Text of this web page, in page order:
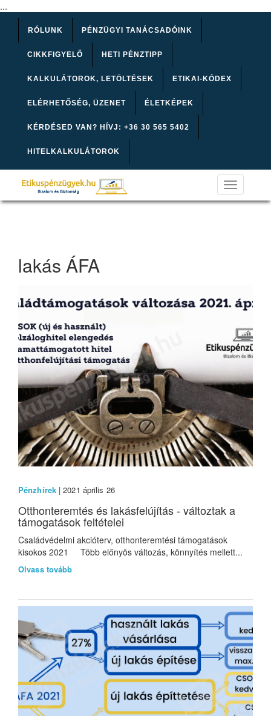
...
RÓLUNK PÉNZÜGYI TANÁCSADÓINK
CIKKFIGYELŐ HETI PÉNZTIPP
KALKULÁTOROK, LETÖLTÉSEK ETIKAI-KÓDEX
ELÉRHETŐSÉG, ÜZENET ÉLETKÉPEK
KÉRDÉSED VAN? HÍVJ: +36 30 565 5402
HITELKALKULÁTOROK
Toggle
navigation
lakás ÁFA
Pénzhírek| 2021 április 26
Otthonteremtés és lakásfelújítás - változtak a
támogatások feltételei
Családvédelmi akcióterv, otthonteremtési támogatások
kisokos 2021 Több előnyös változás, könnyítés mellett...
Olvass tovább